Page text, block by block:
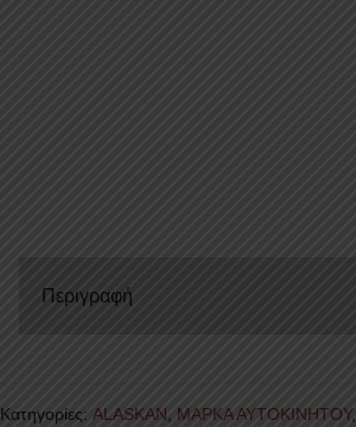
Περιγραφή
Κατηγορίες: ALASKAN, ΜΑΡΚΑ ΑΥΤΟΚΙΝΗΤΟΥ,